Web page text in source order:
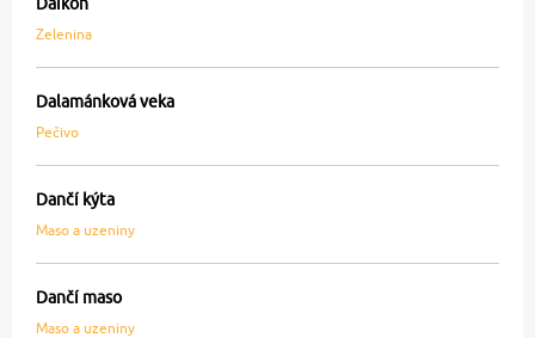
Zelenina
Dalamánková veka
Pečivo
Dančí kýta
Maso a uzeniny
Dančí maso
Maso a uzeniny